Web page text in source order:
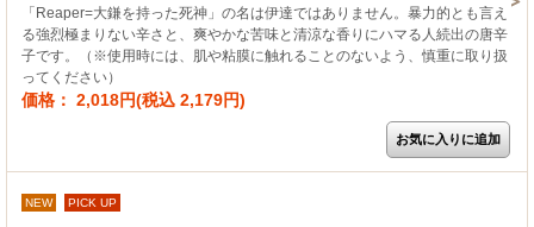
「Reaper=大鎌を持った死神」の名は伊達ではありません。暴力的とも言え
る強烈極まりない辛さと、爽やかな苦味と清涼な香りにハマる人続出の唐辛
子です。（※使用時には、肌や粘膜に触れることのないよう、慎重に取り扱
ってください）
価格： 2,018円(税込 2,179円)
NEW PICK UP